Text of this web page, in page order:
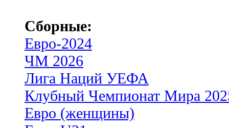
Сборные:
Евро-2024
ЧМ 2026
Лига Наций УЕФА
Клубный Чемпионат Мира
Евро (женщины)